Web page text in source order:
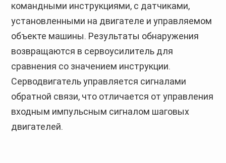
командными инструкциями, с датчиками,
установленными на двигателе и управляемом
объекте машины. Результаты обнаружения
возвращаются в сервоусилитель для
сравнения со значением инструкции.
Серводвигатель управляется сигналами
обратной связи, что отличается от управления
входным импульсным сигналом шаговых
двигателей.